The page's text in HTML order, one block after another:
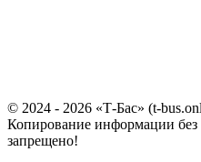
© 2024 - 2026 «Т-Бас» (t-
Копирование информации
запрещено!